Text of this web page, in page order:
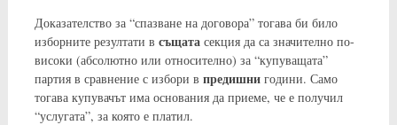
Доказателство за “спазване на договора” тогава би било
изборните резултати в същатасекция да са значително по-
високи (абсолютно или относително) за “купуващата”
партия в сравнение с избори в предишнигодини. Само
тогава купувачът има основания да приеме, че е получил
“услугата”, за която е платил.